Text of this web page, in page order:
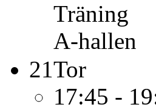
Träning
A-hallen
21Tor
17:45 -